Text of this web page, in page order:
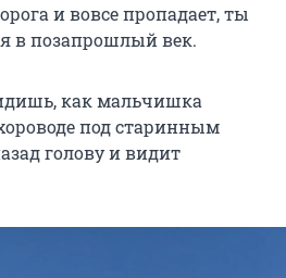
и вовсе пропадает, ты
в позапрошлый век.
как мальчишка
под старинным
голову и видит